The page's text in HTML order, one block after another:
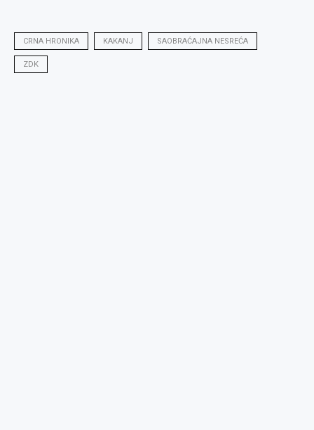
CRNA HRONIKA KAKANJ SAOBRAĆAJNA NESREĆA
ZDK